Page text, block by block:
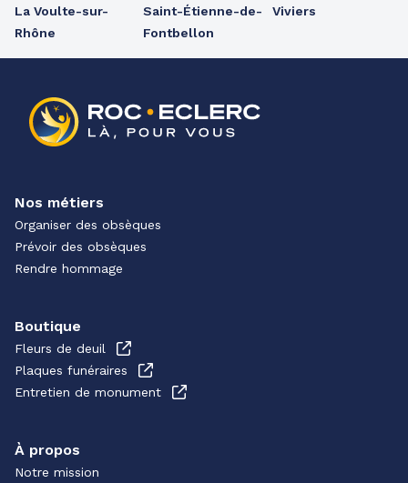
La Voulte-sur-
Rhône
Saint-Étienne-de-
Fontbellon
Viviers
Nos métiers
Organiser des obsèques
Prévoir des obsèques
Rendre hommage
Boutique
Fleurs de deuil
Plaques funéraires
Entretien de monument
À propos
Notre mission